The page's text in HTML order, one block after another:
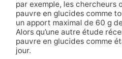
par exemple, les chercheurs
pauvre en glucides comme
un apport maximal de 60 g
Alors qu’une autre étude
pauvre en glucides comme
jour.